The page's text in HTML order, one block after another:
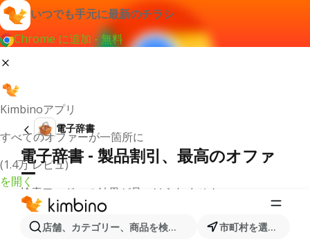
いつでも手元に最新のチラシ
Chrome に追加 - 無料
Kimbinoアプリ
すべてのオファーが一箇所に
(1.4万 レビュ)
を開く
店舗、カテゴリー、商品を検索... 市町村を選択します
電子辞書
電子辞書 - 製品割引、最高のオファ
ー
検索ワードへの結果が見つけられません。
カテゴリーからの別のチラシ